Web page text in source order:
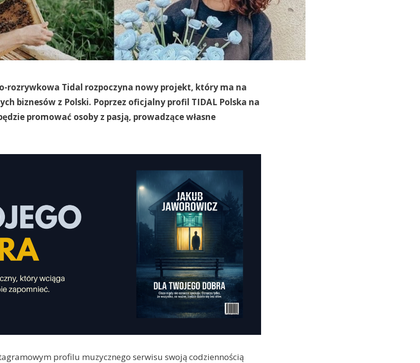
rozrywkowa Tidal rozpoczyna nowy projekt, który ma na
biznesów z Polski. Poprzez oficjalny profil TIDAL Polska na
promować osoby z pasją, prowadzące własne
profilu muzycznego serwisu swoją codziennością